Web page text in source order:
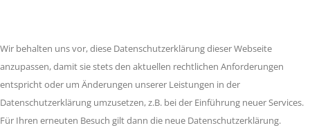
Wir behalten uns vor, diese Datenschutzerklärung dieser Webseite
anzupassen, damit sie stets den aktuellen rechtlichen Anforderungen
entspricht oder um Änderungen unserer Leistungen in der
Datenschutzerklärung umzusetzen, z.B. bei der Einführung neuer Services.
Für Ihren erneuten Besuch gilt dann die neue Datenschutzerklärung.